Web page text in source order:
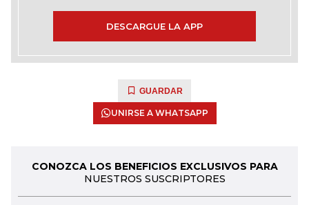
DESCARGUE LA APP
GUARDAR
UNIRSE A WHATSAPP
CONOZCA LOS BENEFICIOS EXCLUSIVOS PARA
NUESTROS SUSCRIPTORES